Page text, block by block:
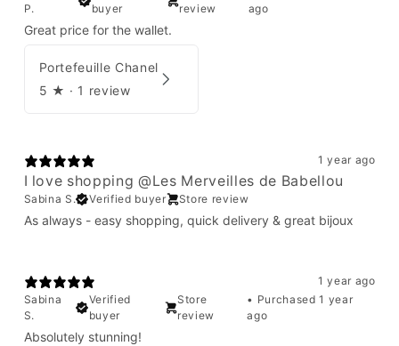
P.
buyer
review
ago
Great price for the wallet.
Portefeuille Chanel
5 ★ · 1 review
1 year ago
I love shopping @Les Merveilles de Babellou
Sabina S. Verified buyer Store review
As always - easy shopping, quick delivery & great bijoux
1 year ago
Sabina
S.
Verified
buyer
Store
review
• Purchased 1 year
ago
Absolutely stunning!